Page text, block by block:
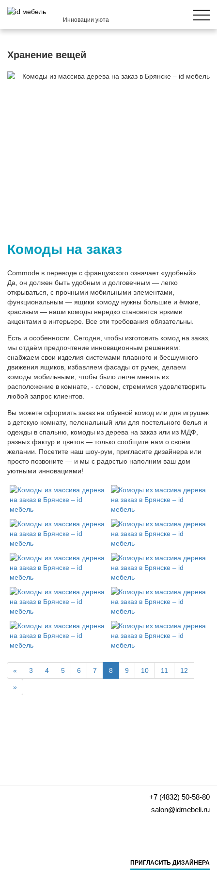
Инновации уюта
Хранение вещей
Комоды на заказ
Commode в переводе с французского означает «удобный».
Да, он должен быть удобным и долговечным — легко
открываться, с прочными мобильными элементами,
функциональным — ящики комоду нужны большие и ёмкие,
красивым — наши комоды нередко становятся яркими
акцентами в интерьере. Все эти требования обязательны.
Есть и особенности. Сегодня, чтобы изготовить комод на заказ,
мы отдаём предпочтение инновационным решениям:
снабжаем свои изделия системами плавного и бесшумного
движения ящиков, избавляем фасады от ручек, делаем
комоды мобильными, чтобы было легче менять их
расположение в комнате, - словом, стремимся удовлетворить
любой запрос клиентов.
Вы можете оформить заказ на обувной комод или для игрушек
в детскую комнату, пеленальный или для постельного белья и
одежды в спальню, комоды из дерева на заказ или из МДФ,
разных фактур и цветов — только сообщите нам о своём
желании. Посетите наш шоу-рум, пригласите дизайнера или
просто позвоните — и мы с радостью наполним ваш дом
уютными инновациями!
« 3 4 5 6 7 8 9 10 11 12
»
+7 (4832) 50-58-80
salon@idmebeli.ru
ПРИГЛАСИТЬ ДИЗАЙНЕРА